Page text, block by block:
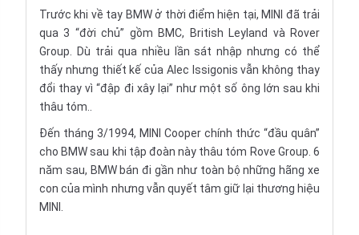
Trước khi về tay BMW ở thời điểm hiện tại, MINI đã trải
qua 3 “đời chủ” gồm BMC, British Leyland và Rover
Group. Dù trải qua nhiều lần sát nhập nhưng có thể
thấy nhưng thiết kế của Alec Issigonis vẫn không thay
đổi thay vì “đập đi xây lại” như một số ông lớn sau khi
thâu tóm..
Đến tháng 3/1994, MINI Cooper chính thức “đầu quân”
cho BMW sau khi tập đoàn này thâu tóm Rove Group. 6
năm sau, BMW bán đi gần như toàn bộ những hãng xe
con của mình nhưng vẫn quyết tâm giữ lại thương hiệu
MINI.